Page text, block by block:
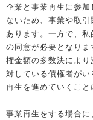
企業と事業再生に参
ないため、事業や取
あります。一方で、
の同意が必要となり
権金額の多数決によ
対している債権者が
再生を進めていくこと
事業再生をする場合